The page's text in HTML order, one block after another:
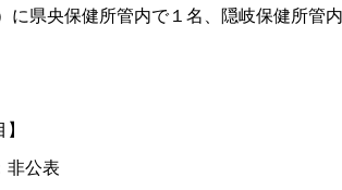
に県央保健所管内で１名、隠岐保健所管
非公表